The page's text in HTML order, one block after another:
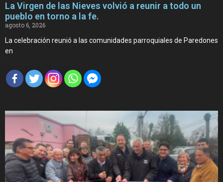
La Virgen de las Nieves volvió a reunir a todo un
pueblo en torno a la fe.
agosto 6, 2026
La celebración reunió a las comunidades parroquiales de Paredones
en